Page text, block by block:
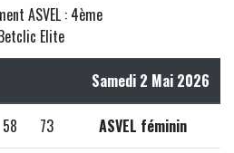
ASVEL : 4ème
Elite
Samedi 2 Mai 2026
58 73 ASVEL féminin